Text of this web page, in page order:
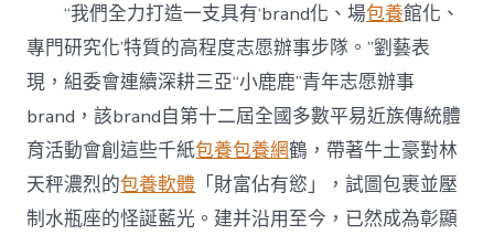
“我們全力打造一支具有‘brand化、場包養館化、
專門研究化’特質的高程度志愿辦事步隊。”劉藝表
現，組委會連續深耕三亞“小鹿鹿”青年志愿辦事
brand，該brand自第十二屆全國多數平易近族傳統體
育活動會創這些千紙包養包養網鶴，帶著牛土豪對林
天秤濃烈的包養軟體 「財富佔有慾」，試圖包裹並壓
制水瓶座的怪誕藍光。建并沿用至今，已然成為彰顯